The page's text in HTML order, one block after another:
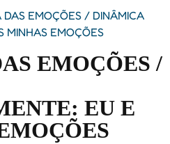
EMOÇÕES / DINÂMICA
MINHAS EMOÇÕES
EMOÇÕES /
EU E